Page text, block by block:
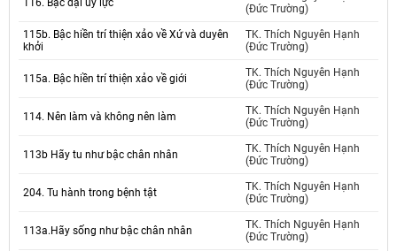
116. Bậc đại uy lực
(Đức Trường)
115b. Bậc hiền trí thiện xảo về Xứ và duyên
khởi
TK. Thích Nguyên Hạnh
(Đức Trường)
115a. Bậc hiền trí thiện xảo về giới
TK. Thích Nguyên Hạnh
(Đức Trường)
114. Nên làm và không nên làm
TK. Thích Nguyên Hạnh
(Đức Trường)
113b Hãy tu như bậc chân nhân
TK. Thích Nguyên Hạnh
(Đức Trường)
204. Tu hành trong bệnh tật
TK. Thích Nguyên Hạnh
(Đức Trường)
113a.Hãy sống như bậc chân nhân
TK. Thích Nguyên Hạnh
(Đức Trường)